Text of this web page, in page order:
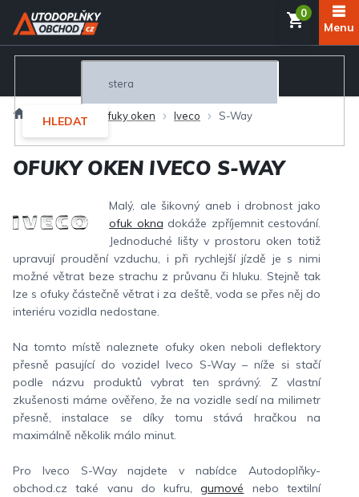
Přejít
obsah
HLEDAT
Exteriér Ofuky oken Iveco S-Way
OFUKY OKEN IVECO S-WAY
Malý, ale šikovný aneb i drobnost jako
ofuk okna dokáže zpříjemnit cestování.
Jednoduché lišty v prostoru oken totiž
upravují proudění vzduchu, i při rychlejší jízdě je s nimi
možné větrat beze strachu z průvanu či hluku. Stejně tak
lze s ofuky částečně větrat i za deště, voda se přes něj do
interiéru vozidla nedostane.
Na tomto místě naleznete ofuky oken neboli deflektory
přesně pasující do vozidel Iveco S-Way – níže si stačí
podle názvu produktů vybrat ten správný. Z vlastní
zkušenosti máme ověřeno, že na vozidle sedí na milimetr
přesně, instalace se díky tomu stává hračkou na
maximálně několik málo minut.
Pro Iveco S-Way najdete v nabídce Autodoplňky-
obchod.cz také vanu do kufru,gumové nebo textilní